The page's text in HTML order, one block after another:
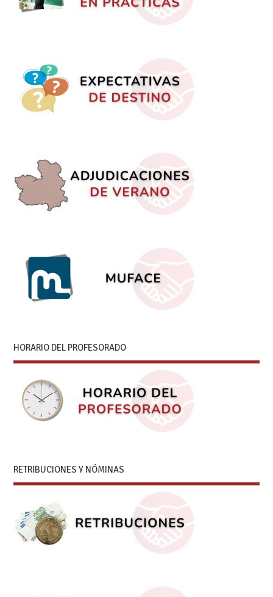
HORARIO DEL PROFESORADO
RETRIBUCIONES Y NÓMINAS